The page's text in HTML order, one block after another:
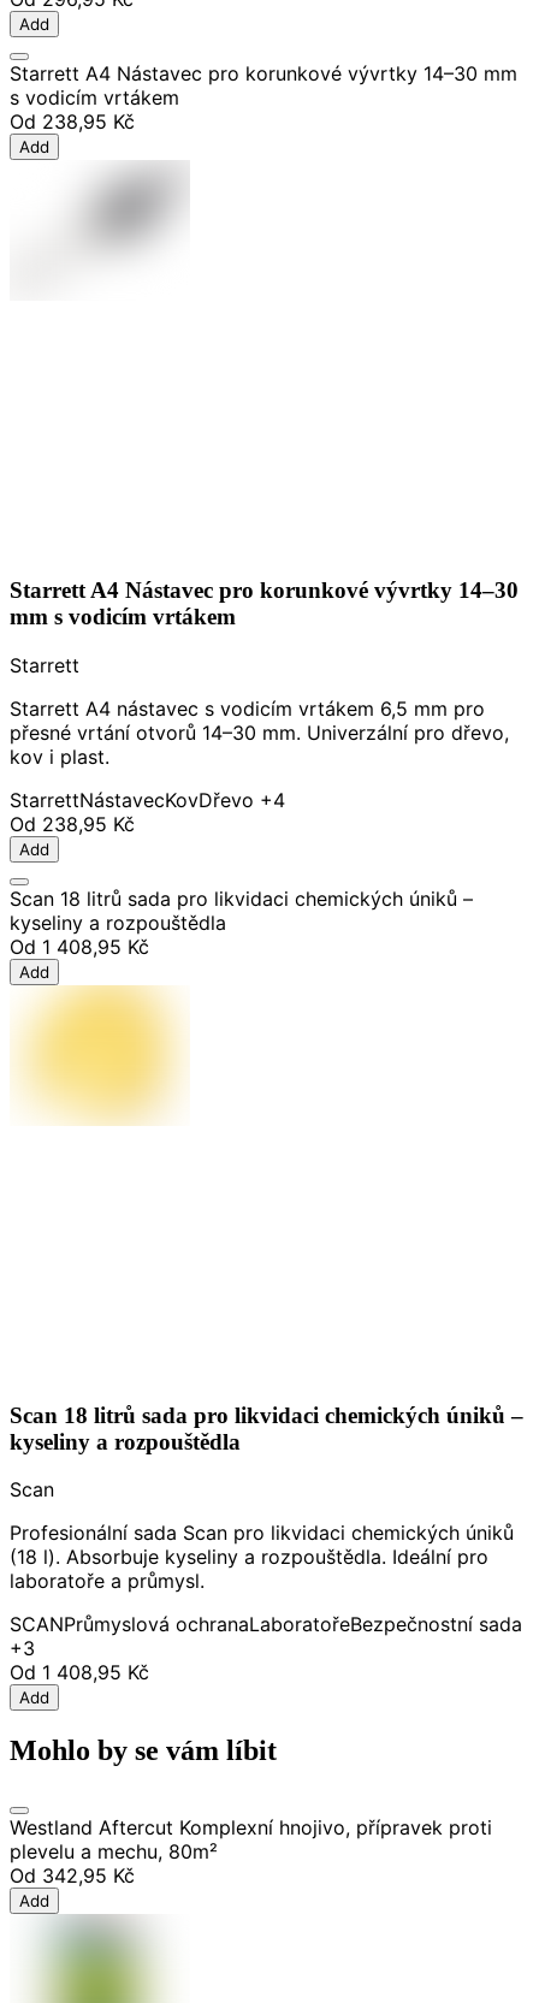
Add
Starrett A4 Nástavec pro korunkové vývrtky 14–30 mm
s vodicím vrtákem
Od 238,95 Kč
Add
Starrett A4 Nástavec pro korunkové vývrtky 14–30
mm s vodicím vrtákem
Starrett
Starrett A4 nástavec s vodicím vrtákem 6,5 mm pro
přesné vrtání otvorů 14–30 mm. Univerzální pro dřevo,
kov i plast.
StarrettNástavecKovDřevo +4
Od 238,95 Kč
Add
Scan 18 litrů sada pro likvidaci chemických úniků –
kyseliny a rozpouštědla
Od 1 408,95 Kč
Add
Scan 18 litrů sada pro likvidaci chemických úniků –
kyseliny a rozpouštědla
Scan
Profesionální sada Scan pro likvidaci chemických úniků
(18 l). Absorbuje kyseliny a rozpouštědla. Ideální pro
laboratoře a průmysl.
SCANPrůmyslová ochranaLaboratořeBezpečnostní sada
+3
Od 1 408,95 Kč
Add
Mohlo by se vám líbit
Westland Aftercut Komplexní hnojivo, přípravek proti
plevelu a mechu, 80m²
Od 342,95 Kč
Add